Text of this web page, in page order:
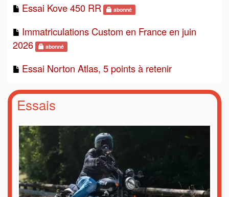
Essai Kove 450 RR abonné
Immatriculations Custom en France en juin
2026
abonné
Essai Norton Atlas, 5 points à retenir
Essais